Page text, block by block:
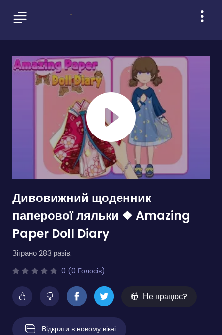
Дивовижний щоденник
паперової ляльки ❖ Amazing
Paper Doll Diary
Зіграно 283 разів.
0 (0 Голосів)
Не працює?
Відкрити в новому вікні